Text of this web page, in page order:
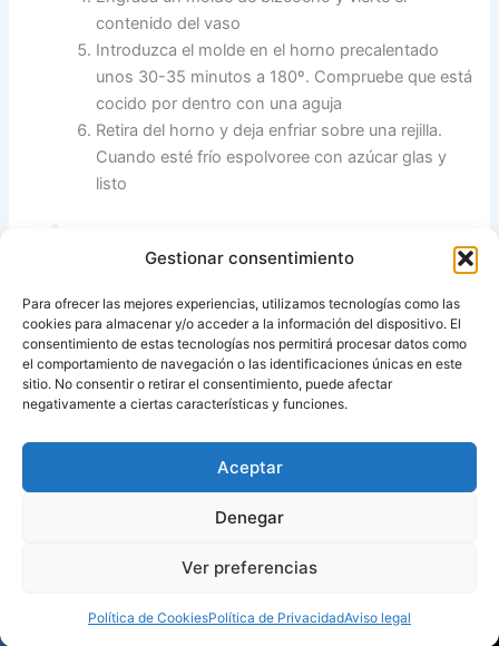
Gestionar consentimiento
Para ofrecer las mejores experiencias, utilizamos tecnologías como las
cookies para almacenar y/o acceder a la información del dispositivo. El
consentimiento de estas tecnologías nos permitirá procesar datos como
el comportamiento de navegación o las identificaciones únicas en este
sitio. No consentir o retirar el consentimiento, puede afectar
negativamente a ciertas características y funciones.
Aceptar
Denegar
Ver preferencias
Política de CookiesPolítica de PrivacidadAviso legal
contenido del vaso
Introduzca el molde en el horno precalentado
unos 30-35 minutos a 180º. Compruebe que está
cocido por dentro con una aguja
Retira del horno y deja enfriar sobre una rejilla.
Cuando esté frío espolvoree con azúcar glas y
listo
Fuente inicial: revista thermomix
Fuente:Mis thermofavoritos
ANTERIOR SIGUIENTE